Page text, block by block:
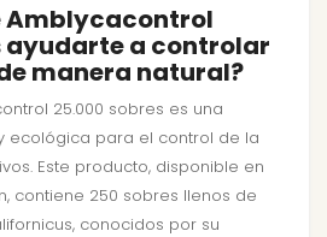
Amblycacontrol
ayudarte a controlar
manera natural?
25.000 sobres es una
ecológica para el control de la
Este producto, disponible en
contiene 250 sobres llenos de
conocidos por su